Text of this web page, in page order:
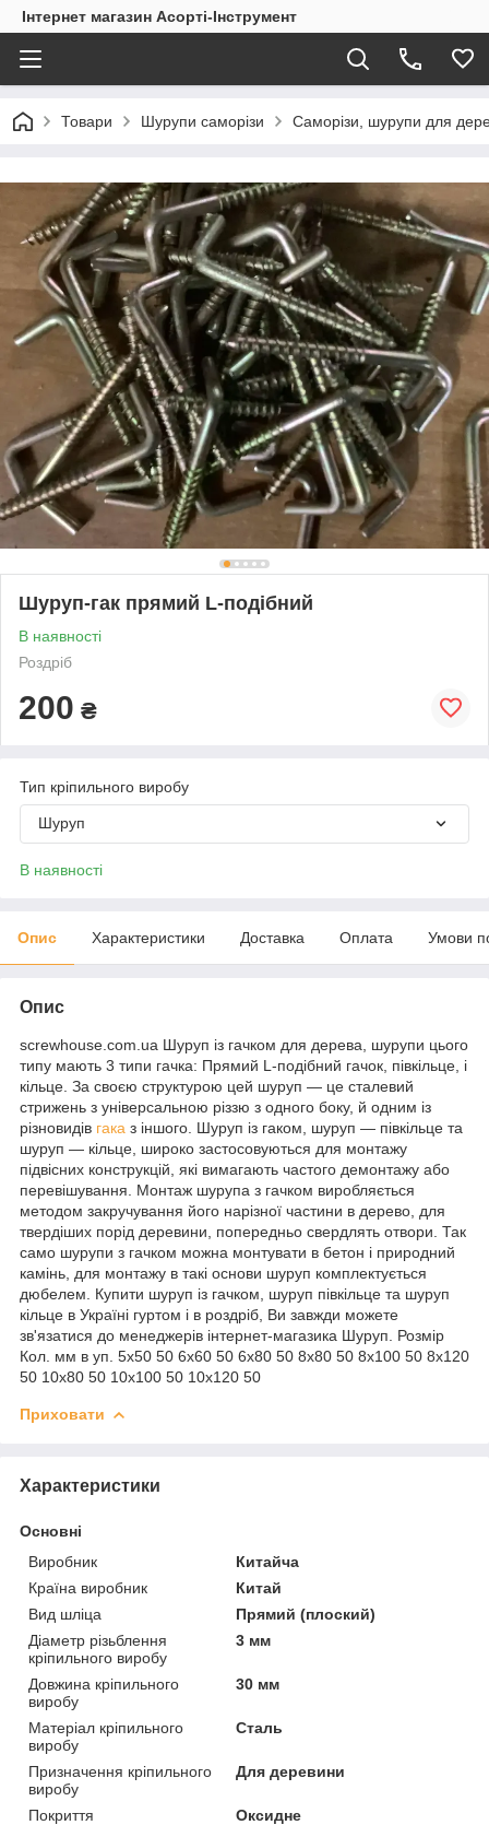
Інтернет магазин Асорті-Інструмент
Товари Шурупи саморізи Саморізи, шурупи для
Шуруп-гак прямий L-подібний
В наявності
Роздріб
200 ₴
Тип кріпильного виробу
Шуруп
В наявності
Опис Характеристики Доставка Оплата Умови
Опис
screwhouse.com.ua Шуруп із гачком для дерева, шурупи цього
типу мають 3 типи гачка: Прямий L-подібний гачок, півкільце, і
кільце. За своєю структурою цей шуруп — це сталевий
стрижень з універсальною різзю з одного боку, й одним із
різновидів гака з іншого. Шуруп із гаком, шуруп — півкільце та
шуруп — кільце, широко застосовуються для монтажу
підвісних конструкцій, які вимагають частого демонтажу або
перевішування. Монтаж шурупа з гачком виробляється
методом закручування його нарізної частини в дерево, для
твердіших порід деревини, попередньо свердлять отвори. Так
само шурупи з гачком можна монтувати в бетон і природний
камінь, для монтажу в такі основи шуруп комплектується
дюбелем. Купити шуруп із гачком, шуруп півкільце та шуруп
кільце в Україні гуртом і в роздріб, Ви завжди можете
зв'язатися до менеджерів інтернет-магазика Шуруп. Розмір
Кол. мм в уп. 5х50 50 6х60 50 6х80 50 8х80 50 8х100 50 8х120
50 10х80 50 10х100 50 10х120 50
Приховати
Характеристики
Основні
Виробник
Китайча
Країна виробник
Китай
Вид шліца
Прямий (плоский)
Діаметр різьблення
кріпильного виробу
3 мм
Довжина кріпильного
виробу
30 мм
Матеріал кріпильного
виробу
Сталь
Призначення кріпильного
виробу
Для деревини
Покриття
Оксидне